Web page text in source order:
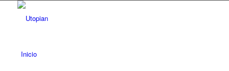
Inicio